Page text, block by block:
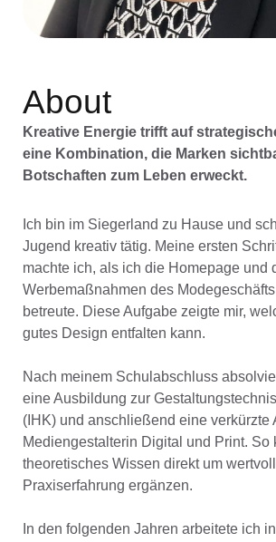
About
Kreative Energie trifft auf
eine Kombination, die Marken
Botschaften zum Leben erweckt.
Ich bin im Siegerland zu Hause und
Jugend kreativ tätig. Meine ersten
machte ich, als ich die Homepage und
Werbemaßnahmen des
betreute. Diese Aufgabe zeigte mir,
gutes Design entfalten kann.
Nach meinem Schulabschluss
eine Ausbildung zur
(IHK) und anschließend eine verkürzte
Mediengestalterin Digital und Print. So
theoretisches Wissen direkt um
Praxiserfahrung ergänzen.
In den folgenden Jahren arbeitete ich in